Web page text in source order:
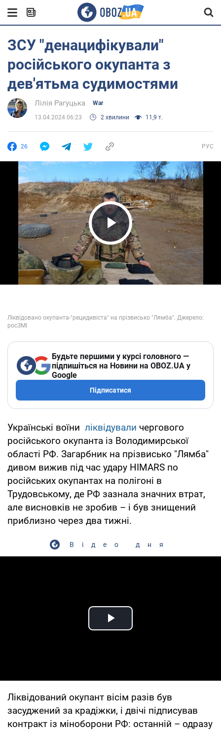
ЗСУ "денацифікували"
російського окупанта з
дев'ятьма судимостями
Лілія Рагуцька War
13.04.2024 06:23 2 хвилини 11,9 т.
26 РУС
Play Video
Будьте першими у курсі головного —
підпишіться на Новини на OBOZ.UA у
Google
Підписатися
Українські воїни ліквідували чергового
російського окупанта із Володимирської
області РФ. Загарбник на прізвисько "Лямба"
дивом вижив під час удару HIMARS по
російських окупантах на полігоні в
Трудовському, де РФ зазнала значних втрат,
але висновків не зробив – і був знищений
приблизно через два тижні.
Відео дня
Play Video
Ліквідований окупант вісім разів був
засуджений за крадіжки, і двічі підписував
контракт із міноборони РФ: останній – одразу